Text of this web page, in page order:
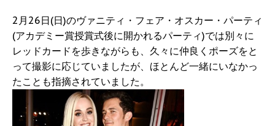
2月26日(日)のヴァニティ・フェア・オスカー・パーティ
(アカデミー賞授賞式後に開かれるパーティ)では別々に
レッドカードを歩きながらも、久々に仲良くポーズをと
って撮影に応じていましたが、ほとんど一緒にいなかっ
たことも指摘されていました。